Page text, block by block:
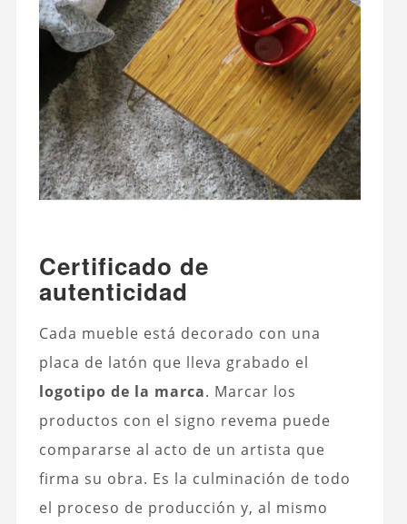
Certificado de
autenticidad
Cada mueble está decorado con una
placa de latón que lleva grabado el
logotipo de la marca. Marcar los
productos con el signo revema puede
compararse al acto de un artista que
firma su obra. Es la culminación de todo
el proceso de producción y, al mismo